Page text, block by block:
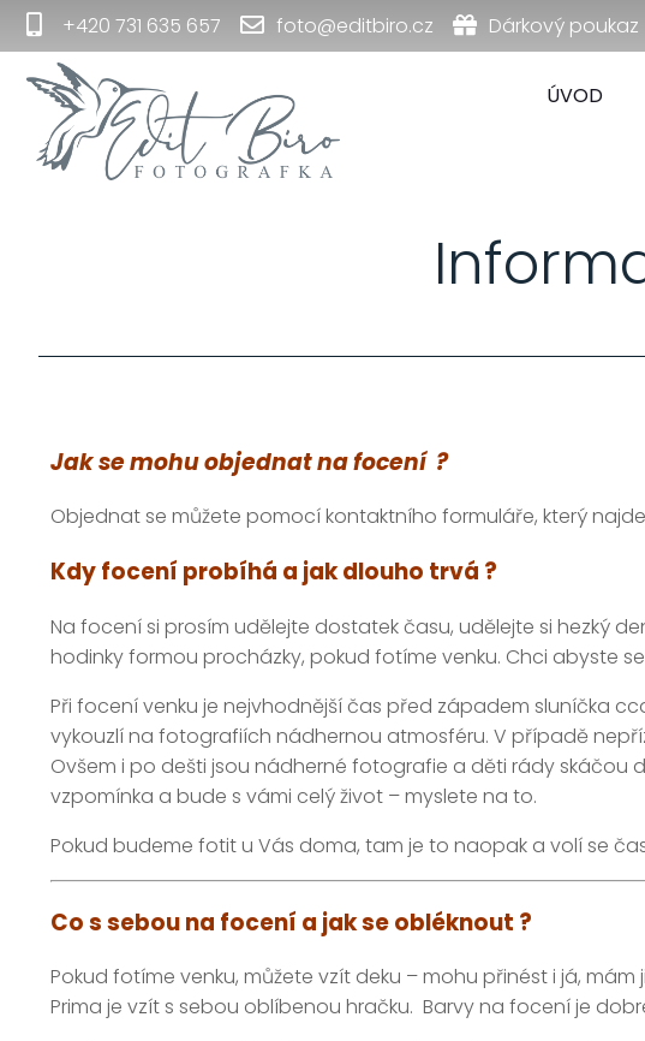
+420 731 635 657 foto@editbiro.cz Dárkový poukaz
ÚVOD
Jak se mohu objednat na focení ?
Objednat se můžete pomocí kontaktního formuláře, který
Kdy focení probíhá a jak dlouho trvá ?
Na focení si prosím udělejte dostatek času, udělejte si hezký
hodinky formou procházky, pokud fotíme venku. Chci abyste
Při focení venku je nejvhodnější čas před západem sluníčka
vykouzlí na fotografiích nádhernou atmosféru. V případě
Ovšem i po dešti jsou nádherné fotografie a děti rády skáčou
vzpomínka a bude s vámi celý život – myslete na to.
Pokud budeme fotit u Vás doma, tam je to naopak a volí se
Co s sebou na focení a jak se obléknout ?
Pokud fotíme venku, můžete vzít deku – mohu přinést i já,
Prima je vzít s sebou oblíbenou hračku. Barvy na focení je